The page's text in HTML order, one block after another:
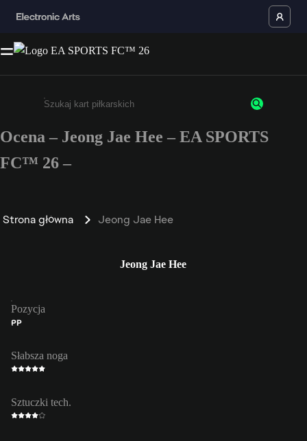
Wpisz co najmniej 3 znaki lub cyfry.
Ocena – Jeong Jae Hee – EA SPORTS
FC™ 26 –
Strona główna Jeong Jae Hee
Jeong Jae Hee
Pozycja
PP
Słabsza noga
Sztuczki tech.